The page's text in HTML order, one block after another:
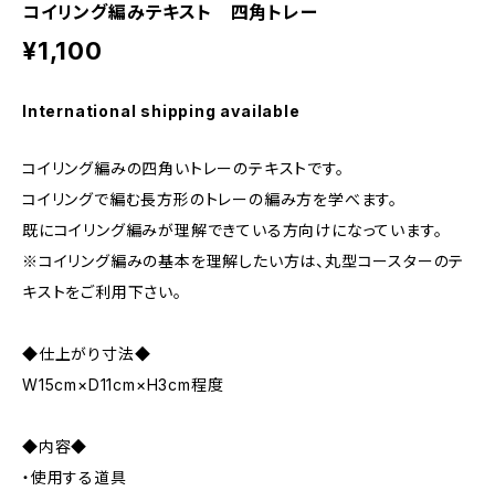
コイリング編みテキスト 四角トレー
¥1,100
International shipping available
コイリング編みの四角いトレーのテキストです。
コイリングで編む長方形のトレーの編み方を学べます。
既にコイリング編みが理解できている方向けになっています。
※コイリング編みの基本を理解したい方は、丸型コースターのテ
キストをご利用下さい。
◆仕上がり寸法◆
W15cm×D11cm×H3cm程度
◆内容◆
・使用する道具